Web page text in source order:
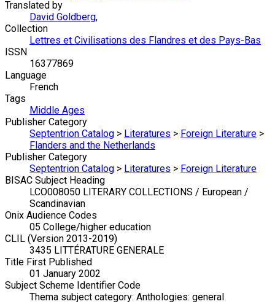
Translated by
David Goldberg,
Collection
Lettres et Civilisations des Flandres et des Pays-Bas
ISSN
16377869
Language
French
Tags
Middle Ages
Publisher Category
Septentrion Catalog > Literatures > Foreign Literature >
Flanders and the Netherlands
Publisher Category
Septentrion Catalog > Literatures > Foreign Literature
BISAC Subject Heading
LCO008050 LITERARY COLLECTIONS / European /
Scandinavian
Onix Audience Codes
05 College/higher education
CLIL (Version 2013-2019)
3435 LITTÉRATURE GENERALE
Title First Published
01 January 2002
Subject Scheme Identifier Code
Thema subject category: Anthologies: general